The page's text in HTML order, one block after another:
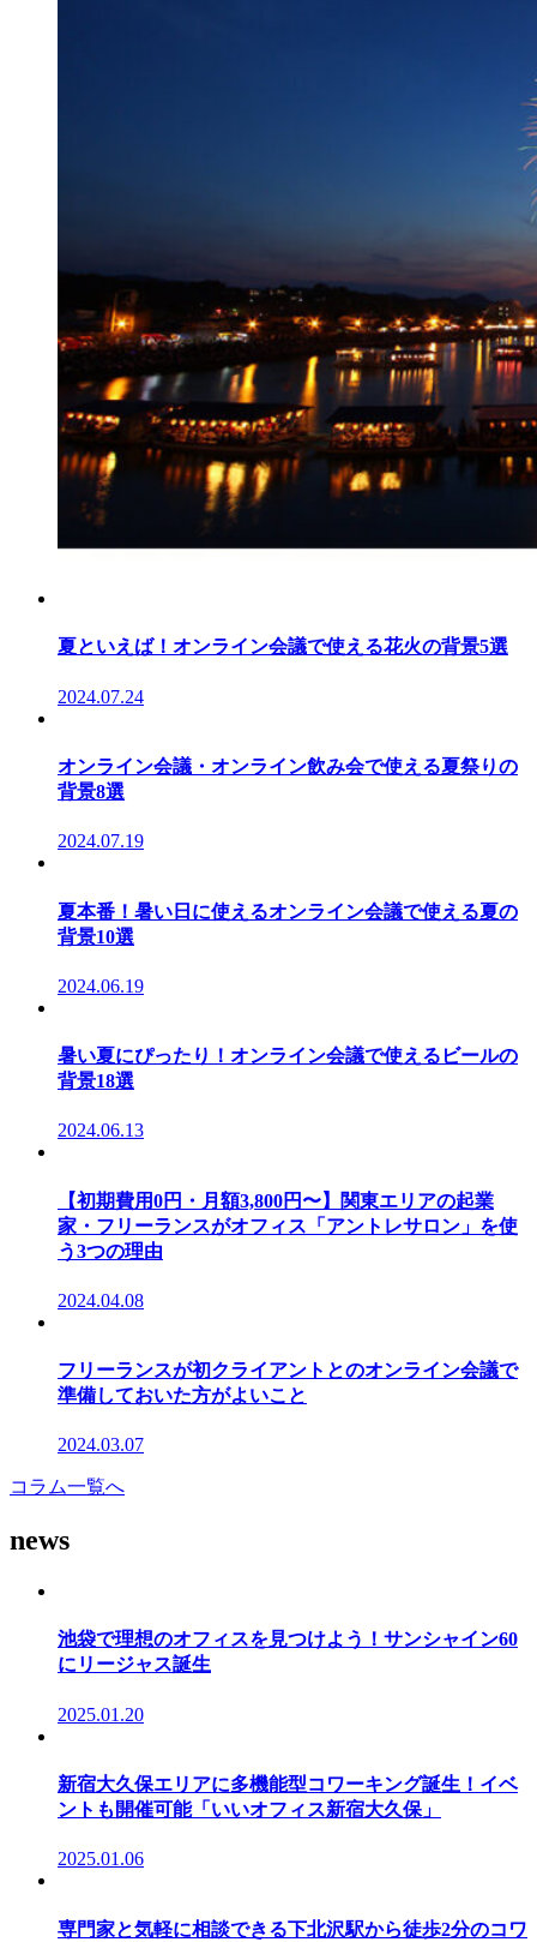
夏といえば！オンライン会議で使える花火の背景5選
2024.07.24
オンライン会議・オンライン飲み会で使える夏祭りの
背景8選
2024.07.19
夏本番！暑い日に使えるオンライン会議で使える夏の
背景10選
2024.06.19
暑い夏にぴったり！オンライン会議で使えるビールの
背景18選
2024.06.13
【初期費用0円・月額3,800円〜】関東エリアの起業
家・フリーランスがオフィス「アントレサロン」を使
う3つの理由
2024.04.08
フリーランスが初クライアントとのオンライン会議で
準備しておいた方がよいこと
2024.03.07
コラム一覧へ
news
池袋で理想のオフィスを見つけよう！サンシャイン60
にリージャス誕生
2025.01.20
新宿大久保エリアに多機能型コワーキング誕生！イベ
ントも開催可能「いいオフィス新宿大久保」
2025.01.06
専門家と気軽に相談できる下北沢駅から徒歩2分のコワ